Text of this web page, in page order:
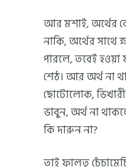
আর মশাই, অর্থের
নাকি, অর্থের সাথে
পারলে, তবেই হওয়া
শেঠ। আর অর্থ না
ছোটোলোক, ভিখারী
ভাবুন, অর্থ না
কি দারুন না?
তাই ফালতু